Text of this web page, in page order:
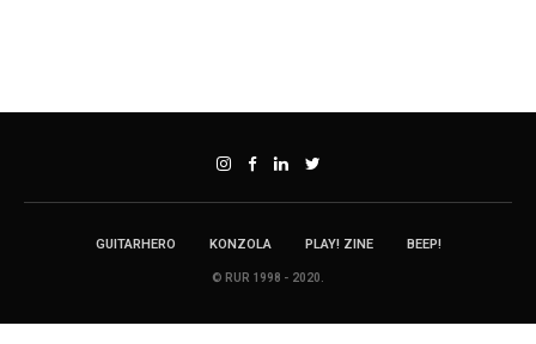
GUITARHERO KONZOLA PLAY! ZINE BEEP!
© RUR 1998 - 2020.